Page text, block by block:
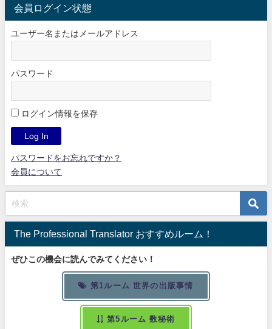
会員ログイン状態
ユーザー名またはメールアドレス
パスワード
ログイン情報を保存
パスワードをお忘れですか？
会員について
The Professional Translator おすすめルーム！
ぜひこの機会に読んでみてください！
第1ルーム 世界の出版事情
第5ルーム 数秘術